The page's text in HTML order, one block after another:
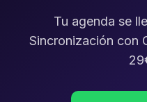
Tu agenda se
Sincronización con